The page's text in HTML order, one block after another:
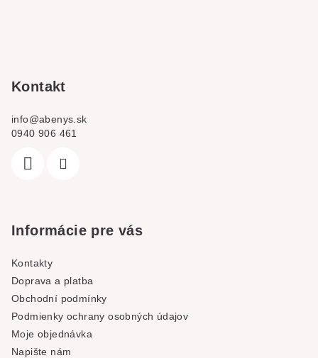
Kontakt
info@abenys.sk
0940 906 461
Informácie pre vás
Kontakty
Doprava a platba
Obchodní podmínky
Podmienky ochrany osobných údajov
Moje objednávka
Napište nám